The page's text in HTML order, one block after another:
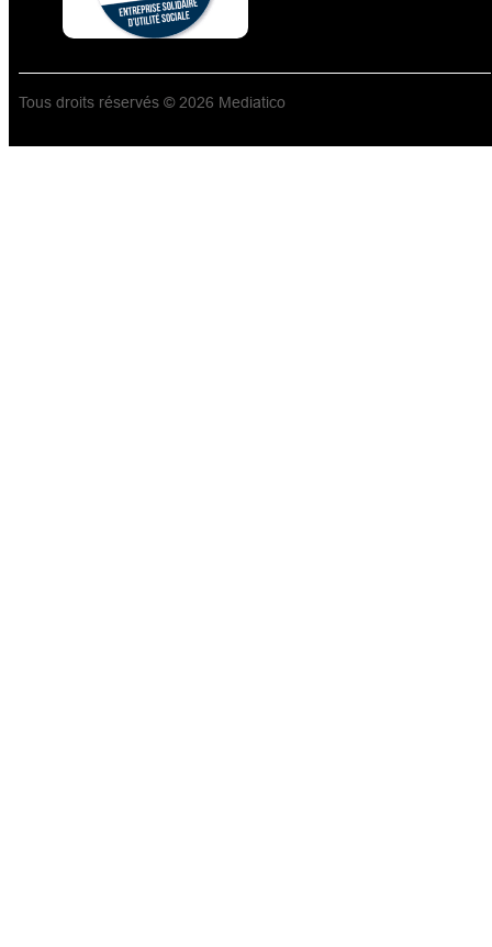
Tous droits réservés © 2026 Mediatico